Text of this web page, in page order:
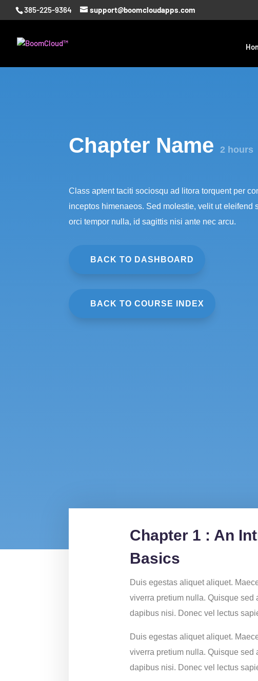
385-225-9364 support@boomcloudapps.com
Chapter Name2 hours
Class aptent taciti sociosqu ad litora torquent per
inceptos himenaeos. Sed molestie, velit ut eleifend
orci tempor nulla, id sagittis nisi ante nec arcu.
BACK TO DASHBOARD
BACK TO COURSE INDEX
Chapter 1 : An
Basics
Duis egestas aliquet aliquet.
viverra pretium nulla. Quisque sed
dapibus nisi. Donec vel lectus
Duis egestas aliquet aliquet.
viverra pretium nulla. Quisque sed
dapibus nisi. Donec vel lectus